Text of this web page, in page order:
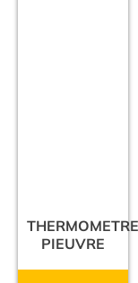
THERMOMETRE
PIEUVRE